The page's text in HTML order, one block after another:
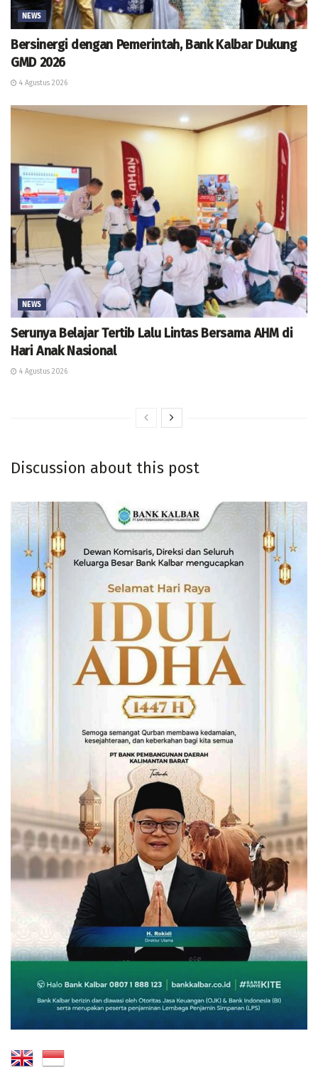
NEWS
Bersinergi dengan Pemerintah, Bank Kalbar Dukung
GMD 2026
4 Agustus 2026
NEWS
Serunya Belajar Tertib Lalu Lintas Bersama AHM di
Hari Anak Nasional
4 Agustus 2026
Discussion about this post